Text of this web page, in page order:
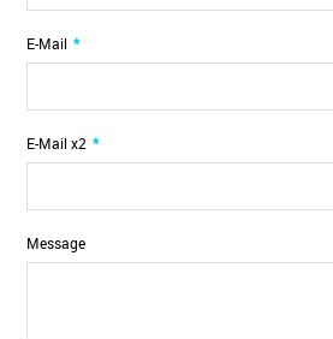
E-Mail *
E-Mail x2 *
Message